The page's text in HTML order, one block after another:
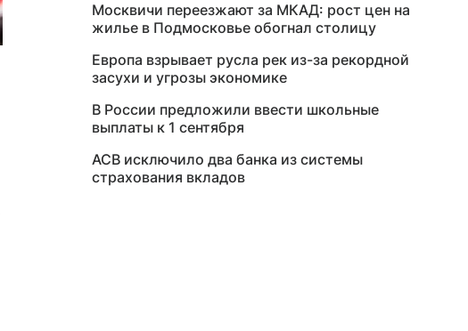
Москвичи переезжают за МКАД: рост цен на
жилье в Подмосковье обогнал столицу
Европа взрывает русла рек из-за рекордной
засухи и угрозы экономике
В России предложили ввести школьные
выплаты к 1 сентября
АСВ исключило два банка из системы
страхования вкладов